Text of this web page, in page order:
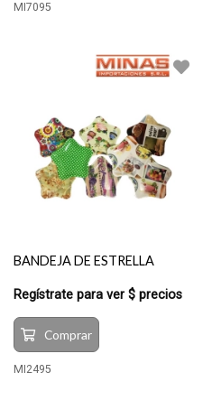
MI7095
BANDEJA DE ESTRELLA
Regístrate para ver $ precios
Comprar
MI2495